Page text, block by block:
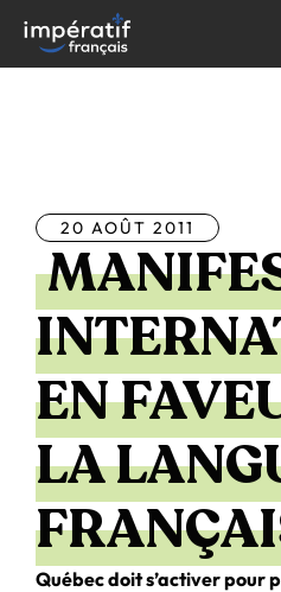
contenu
20 AOÛT 2011
EN
LA
Québec doit s’activer pour